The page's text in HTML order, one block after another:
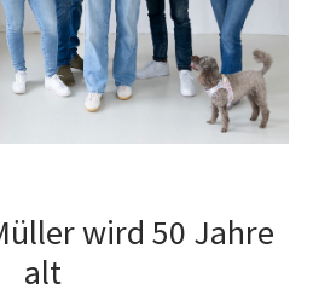
wird 50 Jahre
alt